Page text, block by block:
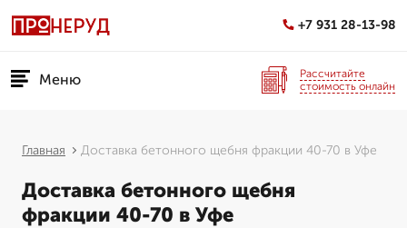
+7 931 28-13-98
Меню
Рассчитайте
стоимость онлайн
Главная Доставка бетонного щебня фракции 40-70 в Уфе
Доставка бетонного щебня
фракции 40-70 в Уфе